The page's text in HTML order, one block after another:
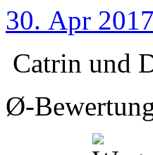
30. Apr 2017
Catrin und
Ø-